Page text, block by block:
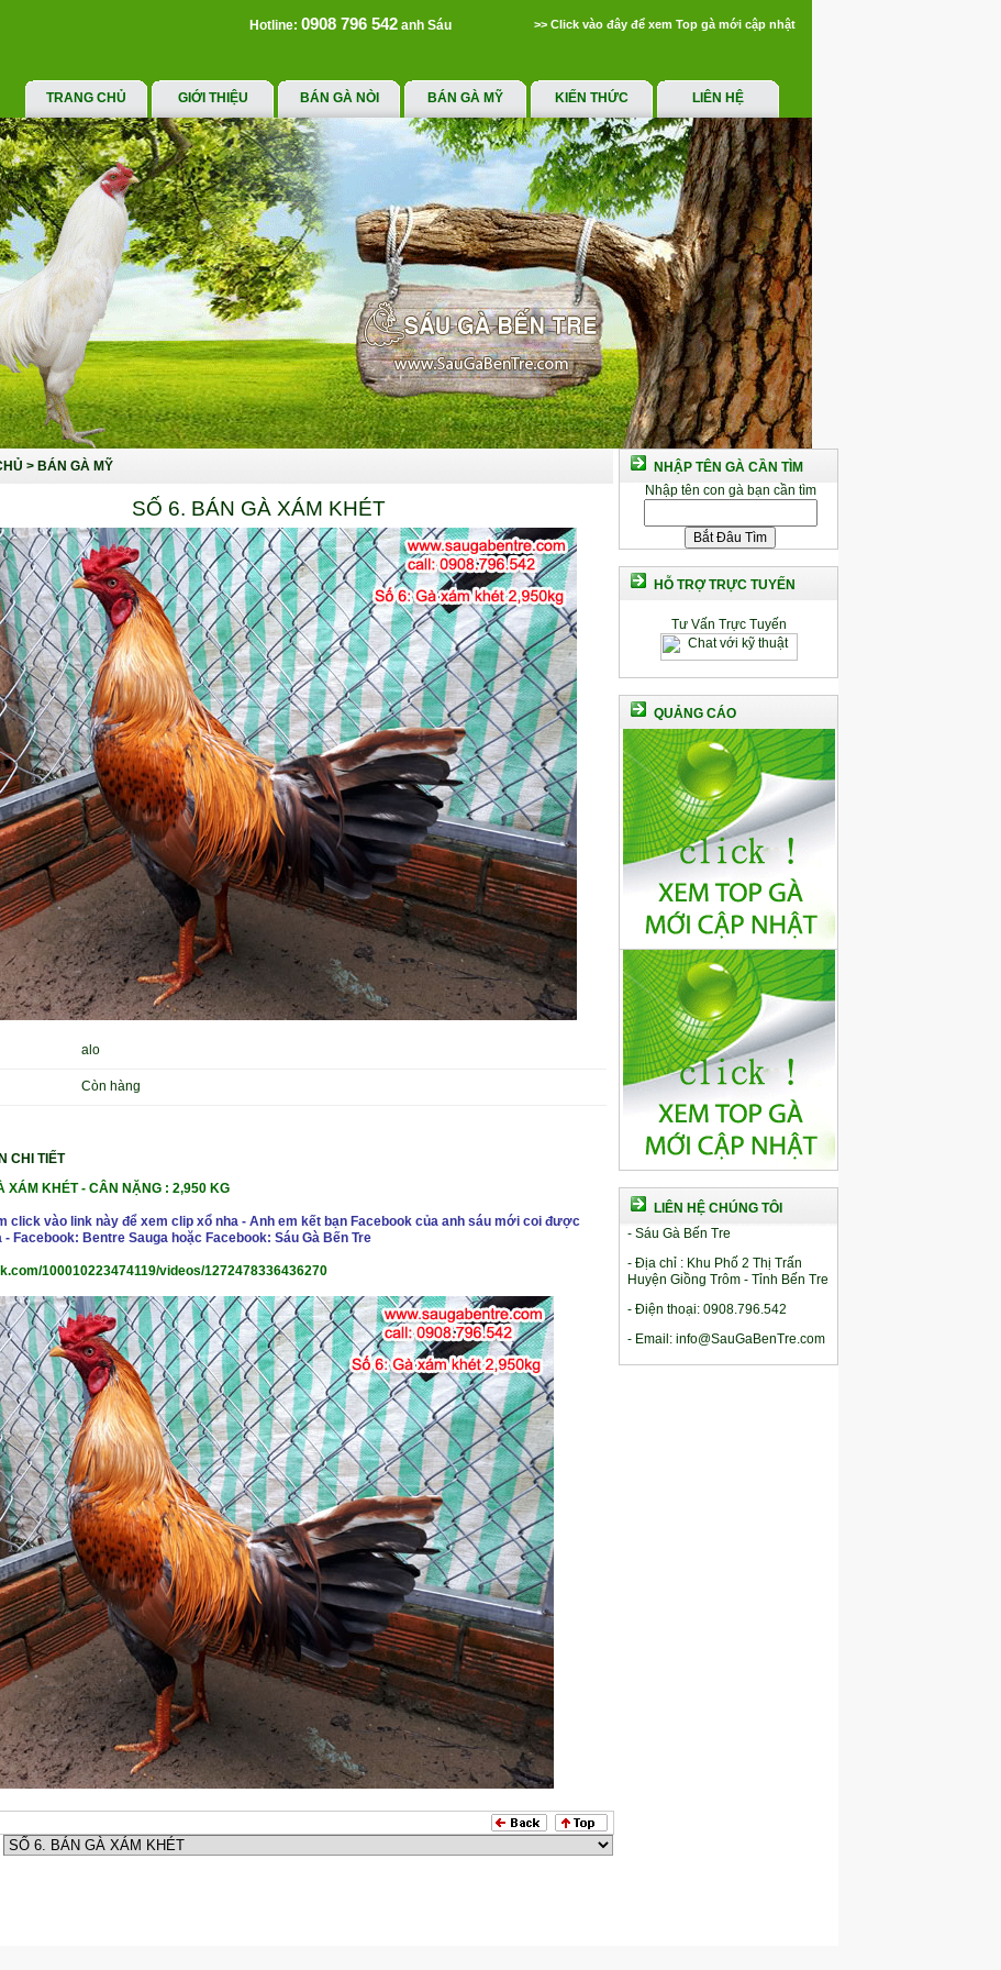
Hotline: 0908 796 542 anh Sáu >> Click vào đây để xem Top gà mới cập nhật
TRANG CHỦ GIỚI THIỆU BÁN GÀ NÒI BÁN GÀ MỸ KIẾN THỨC LIÊN HỆ
> BÁN GÀ MỸ
SỐ 6. BÁN GÀ XÁM KHÉT
alo
Còn hàng
CHI TIẾT
XÁM KHÉT-CÂN NẶNG : 2,950 KG
click vào link này để xem clip xổ nha - Anh em kết bạn Facebook của anh sáu mới coi được
- Facebook: Bentre Sauga hoặc Facebook: Sáu Gà Bến Tre
100010223474119/videos/1272478336436270
NHẬP TÊN GÀ CẦN TÌM
Nhập tên con gà bạn cần tìm
HỖ TRỢ TRỰC TUYẾN
Tư Vấn Trực Tuyến
QUẢNG CÁO
LIÊN HỆ CHÚNG TÔI
- Sáu Gà Bến Tre
- Địa chỉ : Khu Phố 2 Thị Trấn
Huyện Giồng Trôm - Tỉnh Bến Tre
- Điện thoại: 0908.796.542
- Email: info@SauGaBenTre.com